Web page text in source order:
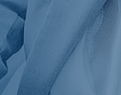
Germany
Italy
Netherlands